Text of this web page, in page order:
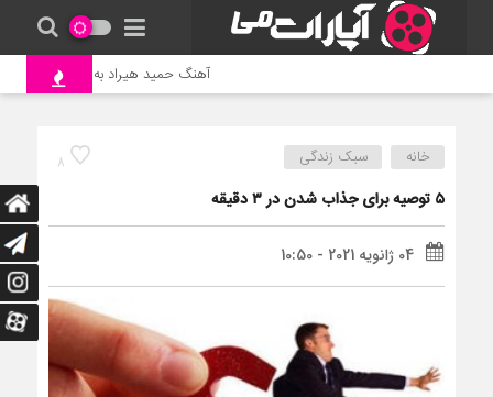
آهنگ حمید هیراد به نام وطن
8 خانه سبک زندگی
۵ توصیه برای جذاب شدن در ۳ دقیقه
04 ژانویه 2021 - 10:50